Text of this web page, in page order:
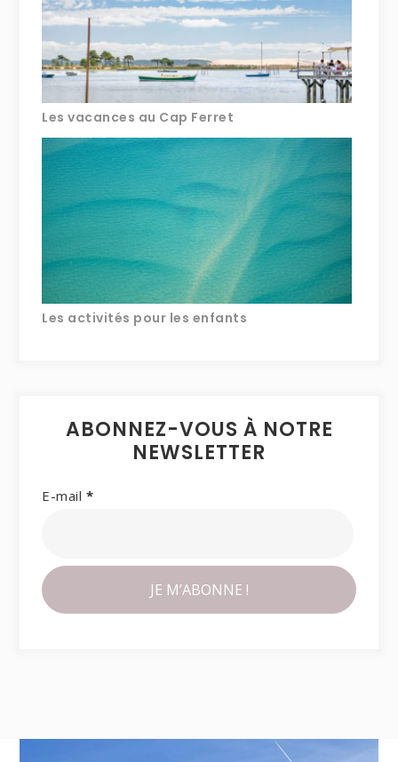
Les vacances au Cap Ferret
Les activités pour les enfants
ABONNEZ-VOUS À NOTRE
NEWSLETTER
E-mail *